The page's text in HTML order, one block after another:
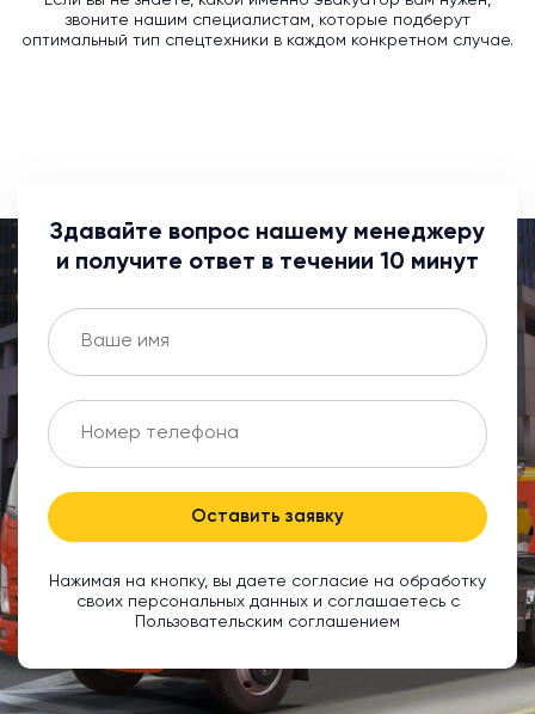
звоните нашим специалистам, которые подберут
оптимальный тип спецтехники в каждом конкретном случае.
Здавайте вопрос нашему менеджеру
и получите ответ в течении 10 минут
Оставить заявку
Нажимая на кнопку, вы даете согласие на обработку
своих персональных данных и соглашаетесь с
Пользовательским соглашением